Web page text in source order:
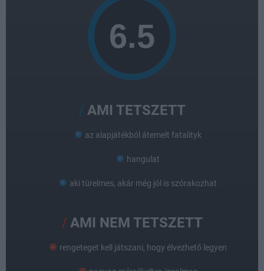
AMI TETSZETT
az alapjátékból átemelt fatalityk
hangulat
aki türelmes, akár még jól is szórakozhat
AMI NEM TETSZETT
rengeteget kell játszani, hogy élvezhető legyen